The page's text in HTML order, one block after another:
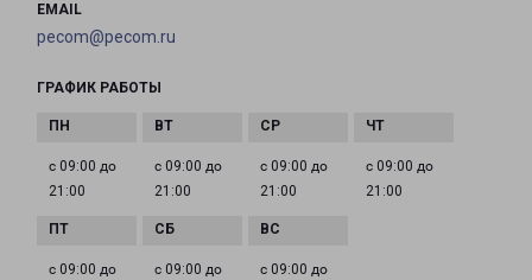
EMAIL
pecom@pecom.ru
ГРАФИК РАБОТЫ
с 09:00 до
21:00
с 09:00 до
21:00
с 09:00 до
21:00
с 09:00 до
21:00
с 09:00 до
с 09:00 до
с 09:00 до